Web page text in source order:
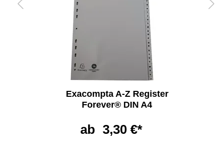
Exacompta A-Z Register
Forever® DIN A4
ab 3,30 €*